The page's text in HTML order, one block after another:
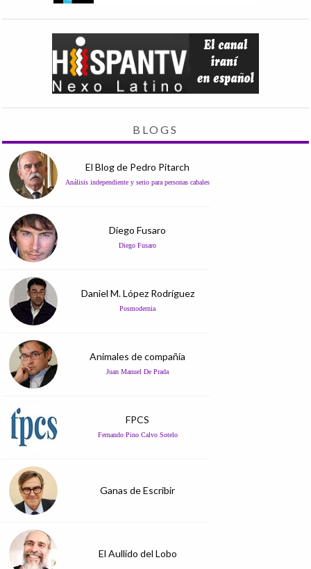
BLOGS
El Blog de Pedro Pitarch
Análisis independiente y serio para personas cabales
Diego Fusaro
Diego Fusaro
Daniel M. López Rodríguez
Posmodernia
Animales de compañía
Juan Manuel De Prada
FPCS
Fernando Pino Calvo Sotelo
Ganas de Escribir
El Aullido del Lobo